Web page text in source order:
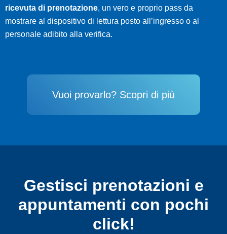
ricevuta di prenotazione, un vero e proprio pass da
mostrare al dispositivo di lettura posto all’ingresso o al
personale adibito alla verifica.
Vuoi provarlo? Scopri di più
Gestisci prenotazioni e
appuntamenti con pochi
click!